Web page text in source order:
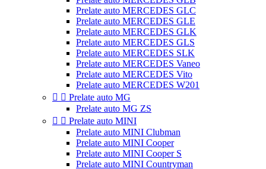
Prelate auto MERCEDES GLC
Prelate auto MERCEDES GLE
Prelate auto MERCEDES GLK
Prelate auto MERCEDES GLS
Prelate auto MERCEDES SLK
Prelate auto MERCEDES Vaneo
Prelate auto MERCEDES Vito
Prelate auto MERCEDES W201
  Prelate auto MG
Prelate auto MG ZS
  Prelate auto MINI
Prelate auto MINI Clubman
Prelate auto MINI Cooper
Prelate auto MINI Cooper S
Prelate auto MINI Countryman